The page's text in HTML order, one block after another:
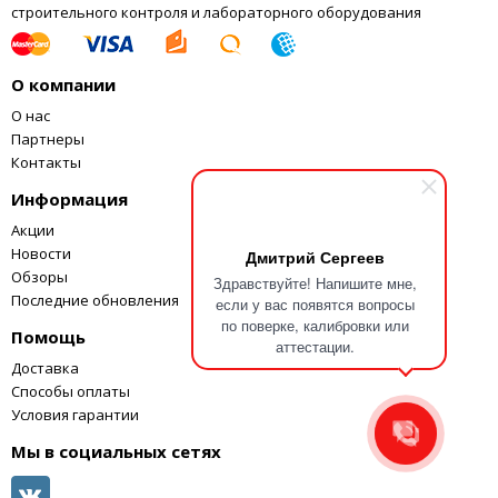
Дмитрий Сергеев
Здравствуйте! Напишите мне,
если у вас появятся вопросы
по поверке, калибровки или
аттестации.
строительного контроля и лабораторного оборудования
О компании
О нас
Партнеры
Контакты
Информация
Акции
Новости
Обзоры
Последние обновления
Помощь
Доставка
Способы оплаты
Условия гарантии
Мы в социальных сетях